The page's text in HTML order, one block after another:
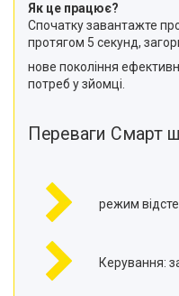
Як це працює?
Спочатку завантажте
протягом 5 секунд,
нове покоління
потреб у зйомці.
Переваги Смарт
режим
Керування: